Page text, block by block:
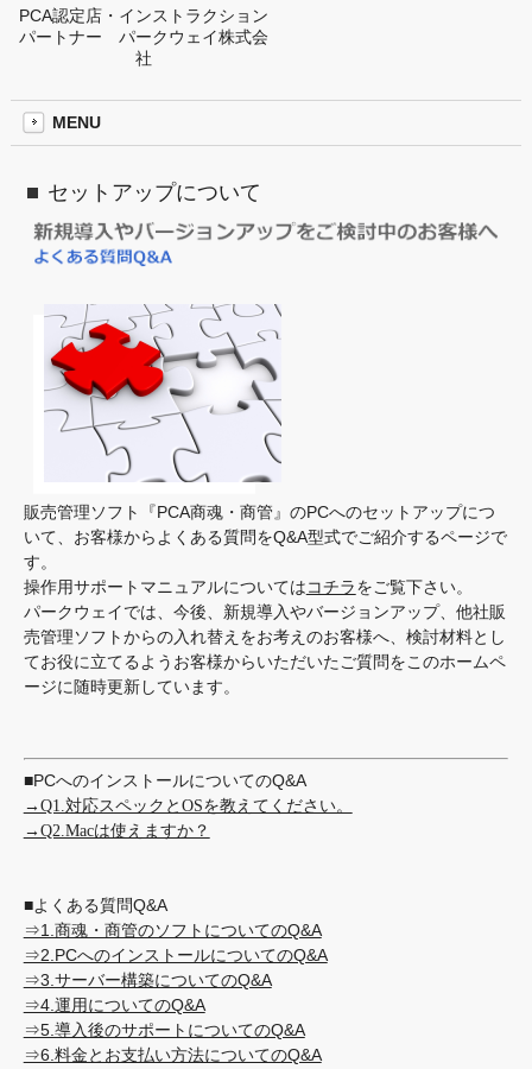
PCA認定店・インストラクション
パートナー パークウェイ株式会
社
MENU
セットアップについて
販売管理ソフト『PCA商魂・商管』のPCへのセットアップにつ
いて、お客様からよくある質問をQ&A型式でご紹介するページで
す。
操作用サポートマニュアルについては コチラ をご覧下さい。
パークウェイでは、今後、新規導入やバージョンアップ、他社販
売管理ソフトからの入れ替えをお考えのお客様へ、検討材料とし
てお役に立てるようお客様からいただいたご質問をこのホームペ
ージに随時更新しています。
■PCへのインストールについてのQ&A
→Q1.対応スペックとOSを教えてください。
→Q2.Macは使えますか？
■よくある質問Q&A
⇒1.商魂・商管のソフトについてのQ&A
⇒2.PCへのインストールについてのQ&A
⇒3.サーバー構築についてのQ&A
⇒4.運用についてのQ&A
⇒5.導入後のサポートについてのQ&A
⇒6.料金とお支払い方法についてのQ&A